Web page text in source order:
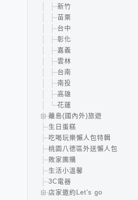
新竹
苗栗
台中
彰化
嘉義
雲林
台南
南投
高雄
花蓮
離島(國內外)旅遊
生日蛋糕
吃喝玩樂懶人包特輯
桃園八德區外送懶人包
敗家團購
生活小溫馨
3C電器
店家邀約Let's go